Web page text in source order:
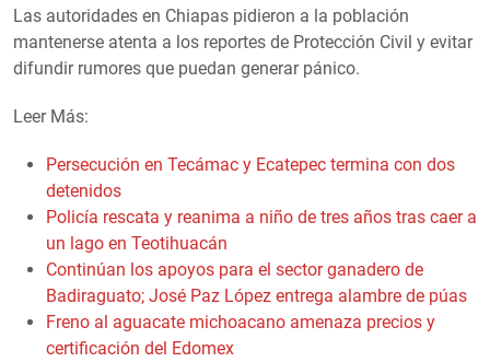
Las autoridades en Chiapas pidieron a la población
mantenerse atenta a los reportes de Protección Civil y evitar
difundir rumores que puedan generar pánico.
Leer Más:
Persecución en Tecámac y Ecatepec termina con dos
detenidos
Policía rescata y reanima a niño de tres años tras caer a
un lago en Teotihuacán
Continúan los apoyos para el sector ganadero de
Badiraguato; José Paz López entrega alambre de púas
Freno al aguacate michoacano amenaza precios y
certificación del Edomex